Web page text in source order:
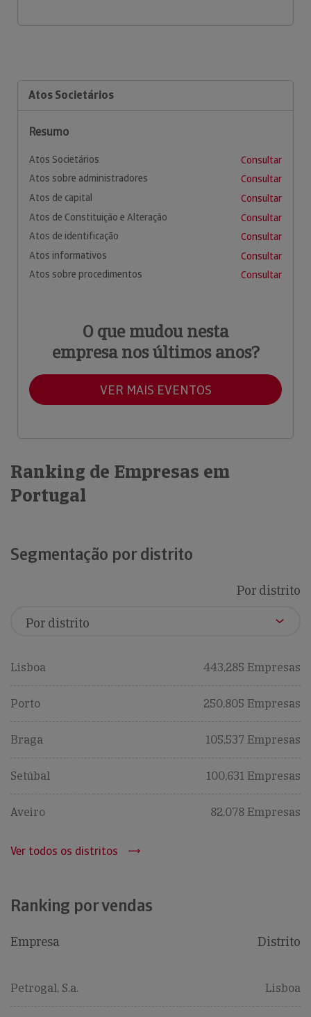
Atos Societários
Resumo
Atos Societários
Consultar
Atos sobre administradores
Consultar
Atos de capital
Consultar
Atos de Constituição e Alteração
Consultar
Atos de identificação
Consultar
Atos informativos
Consultar
Atos sobre procedimentos
Consultar
O que mudou nesta
empresa nos últimos anos?
VER MAIS EVENTOS
Ranking de Empresas em
Portugal
Segmentação por distrito
Por distrito
Lisboa 443,285 Empresas
Porto 250,805 Empresas
Braga 105,537 Empresas
Setúbal 100,631 Empresas
Aveiro 82,078 Empresas
Ver todos os distritos
Ranking por vendas
Empresa Distrito
Petrogal, S.a. Lisboa